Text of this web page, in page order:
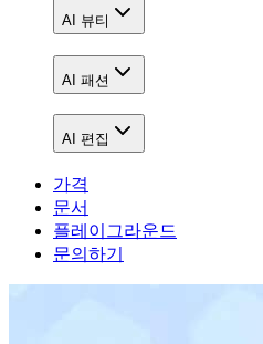
AI 뷰티
AI 패션
AI 편집
가격
문서
플레이그라운드
문의하기